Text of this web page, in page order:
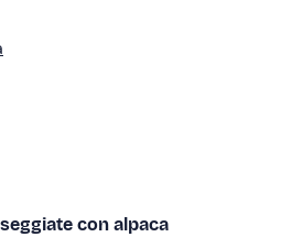
con alpaca